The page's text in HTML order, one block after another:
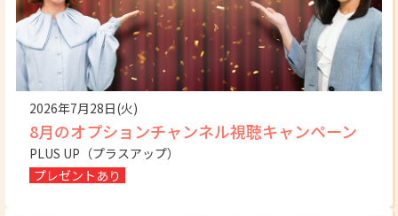
2026年7月28日(火)
8月のオプションチャンネル視聴キャンペーン
PLUS UP（プラスアップ）
プレゼントあり